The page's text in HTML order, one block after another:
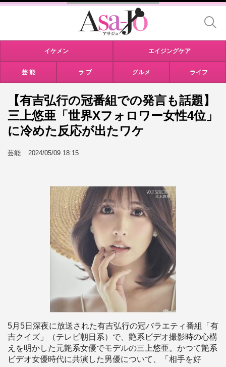
イケメン エイジングケア
芸 能 ラ ブ グルメ ライフ
【有吉弘行の冠番組での発言も話題】
三上悠亜「世界Xフォロワー女性4位」
に冷めた反応が出たワケ
芸能 2024/05/09 18:15
5月5日深夜に放送された有吉弘行の冠バラエティ番組「有
吉クイズ」（テレビ朝日系）で、艶系ビデオ撮影時の心構
えを明かした元艶系女優でモデルの三上悠亜。かつて艶系
ビデオ女優時代に共演した男優について、「相手を好